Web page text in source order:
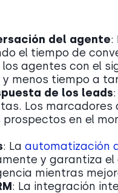
del agente:
el tiempo de
agentes con el
menos tiempo a
de los leads
Los
en el
: La automatización
y garantiza
mientras
: La integración